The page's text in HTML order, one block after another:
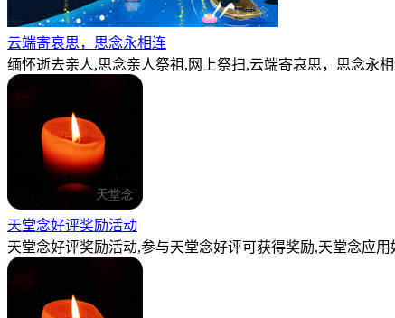
云端寄哀思，思念永相连
缅怀逝去亲人,思念亲人祭祖,网上祭扫,云端寄哀思，思念永
天堂念好评奖励活动
天堂念好评奖励活动,参与天堂念好评可获得奖励,天堂念应